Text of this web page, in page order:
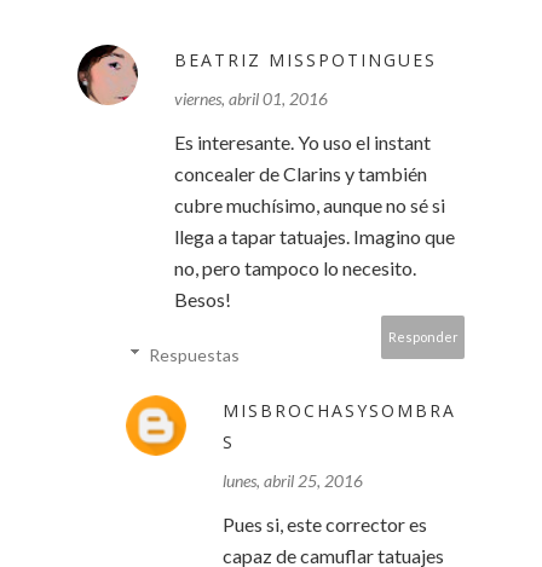
BEATRIZ MISSPOTINGUES
viernes, abril 01, 2016
Es interesante. Yo uso el instant
concealer de Clarins y también
cubre muchísimo, aunque no sé si
llega a tapar tatuajes. Imagino que
no, pero tampoco lo necesito.
Besos!
Responder
Respuestas
MISBROCHASYSOMBRA
S
lunes, abril 25, 2016
Pues si, este corrector es
capaz de camuflar tatuajes